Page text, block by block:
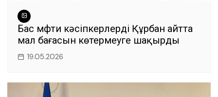
Бас мүфти кәсіпкерлерді Құрбан айтта
мал бағасын көтермеуге шақырды
19.05.2026